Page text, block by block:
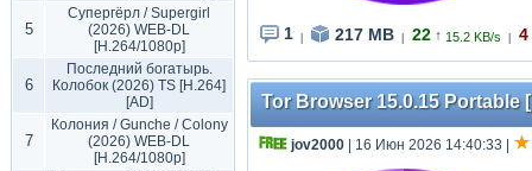
5
Супергёрл / Supergirl
(2026) WEB-DL
[H.264/1080p]
6
Последний богатырь.
Колобок (2026) TS [H.264]
[AD]
7
Колония / Gunche / Colony
(2026) WEB-DL
[H.264/1080p]
1 217 MB 22 ↑ 15.2 KB/s 4
Tor Browser 15.0.15 Portable
jov2000 | 16 Июн 2026 14:40:33